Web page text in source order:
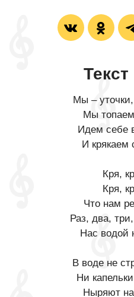
Мы –
Мы
Идем себе
И крякаем
Кря,
Кря,
Что нам
Раз, два,
Нас водой
В воде не
Ни
Ныряют